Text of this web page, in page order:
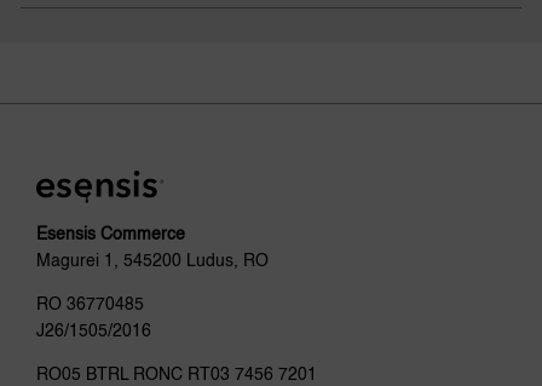
Esensis Commerce
Magurei 1, 545200 Ludus, RO
RO 36770485
J26/1505/2016
RO05 BTRL RONC RT03 7456 7201